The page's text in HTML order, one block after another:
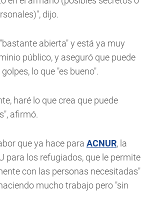
dijo.
abierta" y está ya muy
público, y aseguró que puede
lo que "es bueno".
haré lo que crea que puede
afirmó.
que ya hace para ACNUR, la
para los refugiados, que le permite
con las personas necesitadas"
mucho trabajo pero "sin